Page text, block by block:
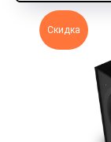
Скидка